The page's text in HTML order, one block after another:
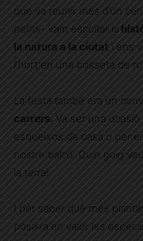
que va reunir més d’un
petits- vam escoltar la
la natura a la ciutat i ens
l’hort en una bosseta de
La festa també era un
carrers. Va ser una ocasió
esqueixos de casa o per
nostre balcó. Quin goig
la terra!
I per saber què més
posava en valor les